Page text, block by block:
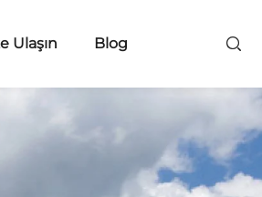
Ulaşın Blog